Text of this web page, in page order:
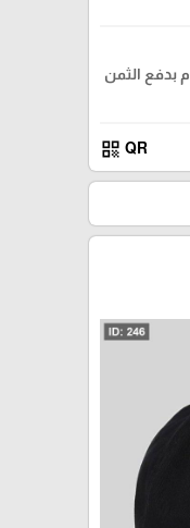
بدفع الثمن
QR
qr_code